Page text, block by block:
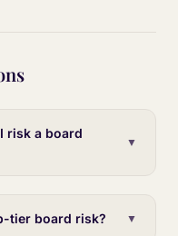
risk a board
▼
tier board risk? ▼